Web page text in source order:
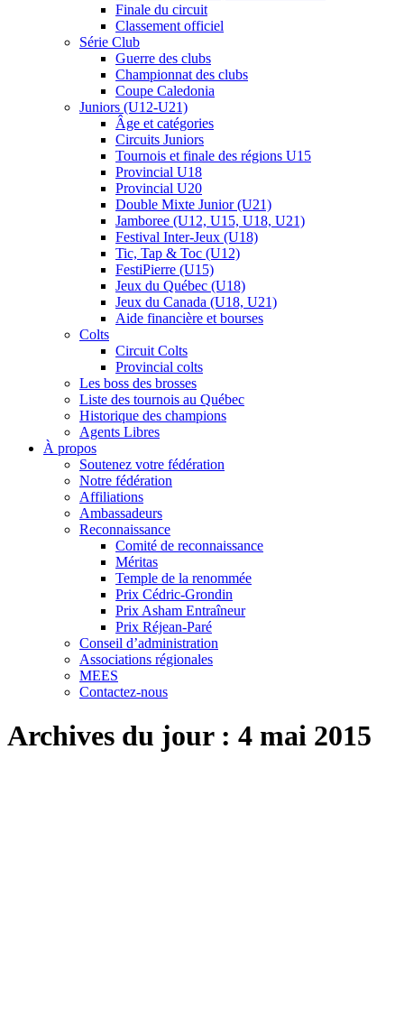
Finale du circuit
Classement officiel
Série Club
Guerre des clubs
Championnat des clubs
Coupe Caledonia
Juniors (U12-U21)
Âge et catégories
Circuits Juniors
Tournois et finale des régions U15
Provincial U18
Provincial U20
Double Mixte Junior (U21)
Jamboree (U12, U15, U18, U21)
Festival Inter-Jeux (U18)
Tic, Tap & Toc (U12)
FestiPierre (U15)
Jeux du Québec (U18)
Jeux du Canada (U18, U21)
Aide financière et bourses
Colts
Circuit Colts
Provincial colts
Les boss des brosses
Liste des tournois au Québec
Historique des champions
Agents Libres
À propos
Soutenez votre fédération
Notre fédération
Affiliations
Ambassadeurs
Reconnaissance
Comité de reconnaissance
Méritas
Temple de la renommée
Prix Cédric-Grondin
Prix Asham Entraîneur
Prix Réjean-Paré
Conseil d’administration
Associations régionales
MEES
Contactez-nous
Archives du jour : 4 mai 2015